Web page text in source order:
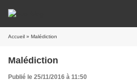
Accueil » Malédiction
Malédiction
Publié le 25/11/2016 à 11:50